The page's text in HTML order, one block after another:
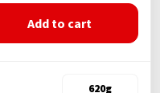
Add to cart
620g